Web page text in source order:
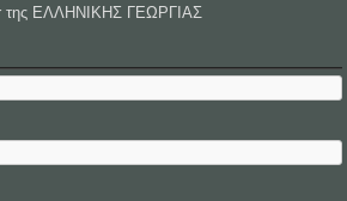
της ΕΛΛΗΝΙΚΗΣ ΓΕΩΡΓΙΑΣ